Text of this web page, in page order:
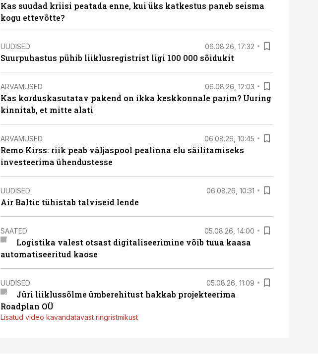
Kas suudad kriisi peatada enne, kui üks katkestus paneb seisma
kogu ettevõtte?
UUDISED 06.08.26, 17:32
Suurpuhastus pühib liiklusregistrist ligi 100 000 sõidukit
ARVAMUSED 06.08.26, 12:03
Kas korduskasutatav pakend on ikka keskkonnale parim? Uuring
kinnitab, et mitte alati
ARVAMUSED 06.08.26, 10:45
Remo Kirss: riik peab väljaspool pealinna elu säilitamiseks
investeerima ühendustesse
UUDISED 06.08.26, 10:31
Air Baltic tühistab talviseid lende
SAATED 05.08.26, 14:00
Logistika valest otsast digitaliseerimine võib tuua kaasa
automatiseeritud kaose
UUDISED 05.08.26, 11:09
Jüri liiklussõlme ümberehitust hakkab projekteerima
Roadplan OÜ
Lisatud video kavandatavast ringristmikust